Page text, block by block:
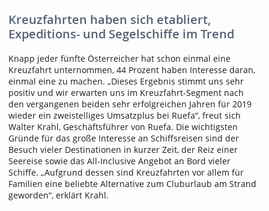
Kreuzfahrten haben sich etabliert,
Expeditions- und Segelschiffe im Trend
Knapp jeder fünfte Österreicher hat schon einmal eine
Kreuzfahrt unternommen, 44 Prozent haben Interesse daran,
einmal eine zu machen. „Dieses Ergebnis stimmt uns sehr
positiv und wir erwarten uns im Kreuzfahrt-Segment nach
den vergangenen beiden sehr erfolgreichen Jahren für 2019
wieder ein zweistelliges Umsatzplus bei Ruefa“, freut sich
Walter Krahl, Geschäftsführer von Ruefa. Die wichtigsten
Gründe für das große Interesse an Schiffsreisen sind der
Besuch vieler Destinationen in kurzer Zeit, der Reiz einer
Seereise sowie das All-Inclusive Angebot an Bord vieler
Schiffe. „Aufgrund dessen sind Kreuzfahrten vor allem für
Familien eine beliebte Alternative zum Cluburlaub am Strand
geworden“, erklärt Krahl.